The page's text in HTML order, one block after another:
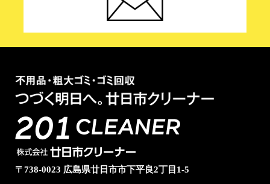
〒738-0023 広島県廿日市市下平良2丁目1-5